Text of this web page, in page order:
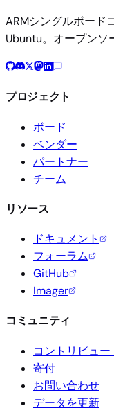
ARMシングルボード
Ubuntu。オープンソ
プロジェクト
ボード
ベンダー
パートナー
チーム
リソース
ドキュメント
フォーラム
GitHub
Imager
コミュニティ
コントリビュー
寄付
お問い合わせ
データを更新